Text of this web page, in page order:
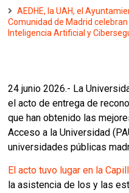
AEDHE, la UAH, el
Comunidad de Madrid
Inteligencia Artificial y
24 junio 2026.- La
el acto de entrega de
que han obtenido las
Acceso a la Universidad
universidades públicas
El acto tuvo lugar en la
la asistencia de los y las